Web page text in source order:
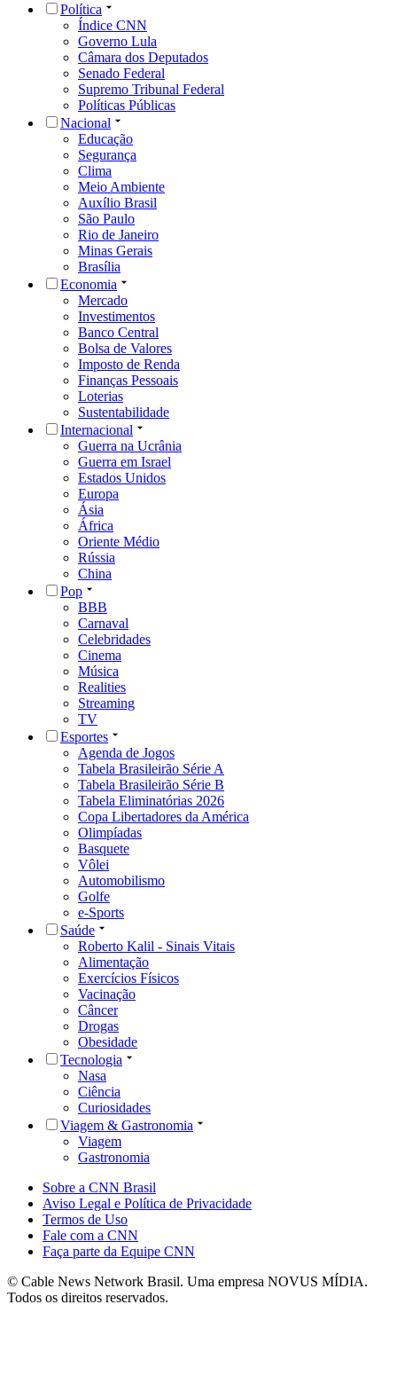
Política
Índice CNN
Governo Lula
Câmara dos Deputados
Senado Federal
Supremo Tribunal Federal
Políticas Públicas
Nacional
Educação
Segurança
Clima
Meio Ambiente
Auxílio Brasil
São Paulo
Rio de Janeiro
Minas Gerais
Brasília
Economia
Mercado
Investimentos
Banco Central
Bolsa de Valores
Imposto de Renda
Finanças Pessoais
Loterias
Sustentabilidade
Internacional
Guerra na Ucrânia
Guerra em Israel
Estados Unidos
Europa
Ásia
África
Oriente Médio
Rússia
China
Pop
BBB
Carnaval
Celebridades
Cinema
Música
Realities
Streaming
TV
Esportes
Agenda de Jogos
Tabela Brasileirão Série A
Tabela Brasileirão Série B
Tabela Eliminatórias 2026
Copa Libertadores da América
Olimpíadas
Basquete
Vôlei
Automobilismo
Golfe
e-Sports
Saúde
Roberto Kalil - Sinais Vitais
Alimentação
Exercícios Físicos
Vacinação
Câncer
Drogas
Obesidade
Tecnologia
Nasa
Ciência
Curiosidades
Viagem & Gastronomia
Viagem
Gastronomia
Sobre a CNN Brasil
Aviso Legal e Política de Privacidade
Termos de Uso
Fale com a CNN
Faça parte da Equipe CNN
© Cable News Network Brasil. Uma empresa NOVUS MÍDIA.
Todos os direitos reservados.